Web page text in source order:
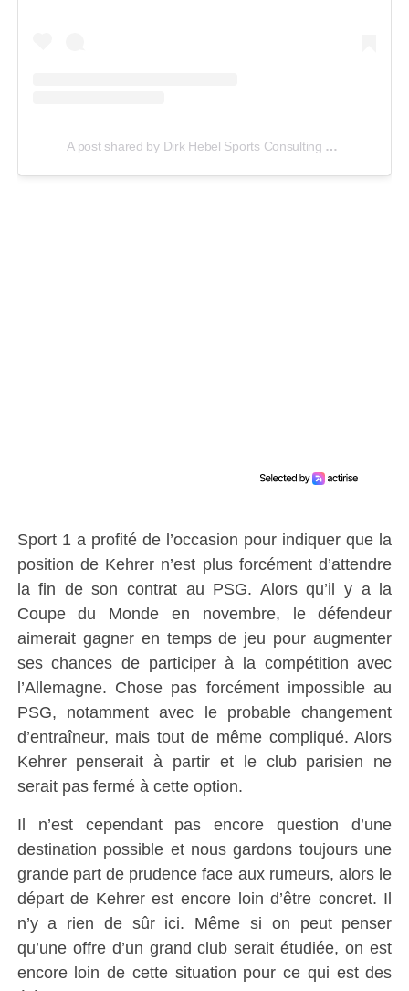
A post shared by Dirk Hebel Sports Consulting (@dhsportsconsulting)
Sport 1 a profité de l’occasion pour indiquer que la
position de Kehrer n’est plus forcément d’attendre
la fin de son contrat au PSG. Alors qu’il y a la
Coupe du Monde en novembre, le défendeur
aimerait gagner en temps de jeu pour augmenter
ses chances de participer à la compétition avec
l’Allemagne. Chose pas forcément impossible au
PSG, notamment avec le probable changement
d’entraîneur, mais tout de même compliqué. Alors
Kehrer penserait à partir et le club parisien ne
serait pas fermé à cette option.
Il n’est cependant pas encore question d’une
destination possible et nous gardons toujours une
grande part de prudence face aux rumeurs, alors le
départ de Kehrer est encore loin d’être concret. Il
n’y a rien de sûr ici. Même si on peut penser
qu’une offre d’un grand club serait étudiée, on est
encore loin de cette situation pour ce qui est des